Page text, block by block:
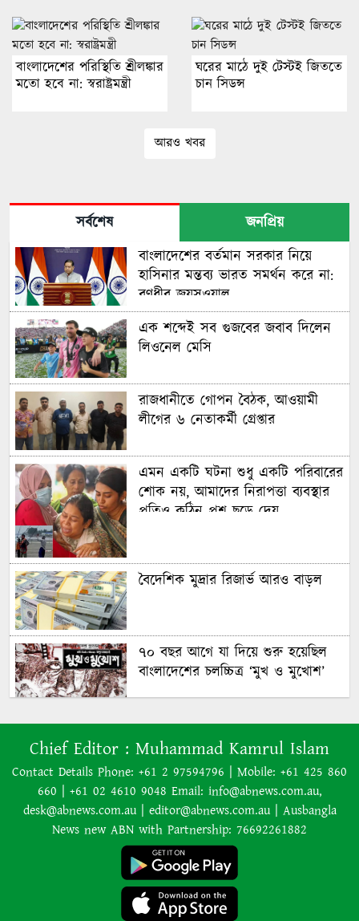
বাংলাদেশের পরিস্থিতি শ্রীলঙ্কার
মতো হবে না: স্বরাষ্ট্রমন্ত্রী
ঘরের মাঠে দুই টেস্টই জিততে
চান সিডন্স
আরও খবর
সর্বশেষ
জনপ্রিয়
বাংলাদেশের বর্তমান সরকার নিয়ে
হাসিনার মন্তব্য ভারত সমর্থন করে না:
রণধীর জয়সওয়াল
এক শব্দেই সব গুজবের জবাব দিলেন
লিওনেল মেসি
রাজধানীতে গোপন বৈঠক, আওয়ামী
লীগের ৬ নেতাকর্মী গ্রেপ্তার
এমন একটি ঘটনা শুধু একটি পরিবারের
শোক নয়, আমাদের নিরাপত্তা ব্যবস্থার
প্রতিও কঠিন প্রশ্ন ছুড়ে দেয়
বৈদেশিক মুদ্রার রিজার্ভ আরও বাড়ল
৭০ বছর আগে যা ‍দিয়ে শুরু হয়েছিল
বাংলাদেশের চলচ্চিত্র ‘মুখ ও মুখোশ’
নিউজিল্যান্ডে ৫.৯ মাত্রার শক্তিশালী
ভূমিকম্প
ইরানের বিরুদ্ধে হামলা স্থগিত ট্রাম্পের,
নতুন করে শান্তি আলোচনা শুরু
অজ্ঞাত কারণে অগ্নিকাণ্ডে একই
পরিবারের তিন সদস্যের মৃত্যু
Chief Editor : Muhammad Kamrul Islam
Contact Details Phone: +61 2 97594796 | Mobile: +61 425 860
660 | +61 02 4610 9048 Email: info@abnews.com.au,
desk@abnews.com.au | editor@abnews.com.au | Ausbangla
News new ABN with Partnership: 76692261882